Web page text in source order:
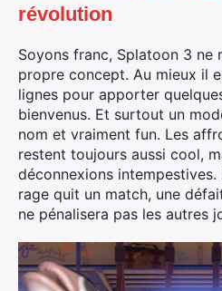
révolution
Soyons franc, Splatoon 3 ne
propre concept. Au mieux il
lignes pour apporter
bienvenus. Et surtout un
nom et vraiment fun. Les
restent toujours aussi cool,
déconnexions intempestives.
rage quit un match, une
ne pénalisera pas les autres